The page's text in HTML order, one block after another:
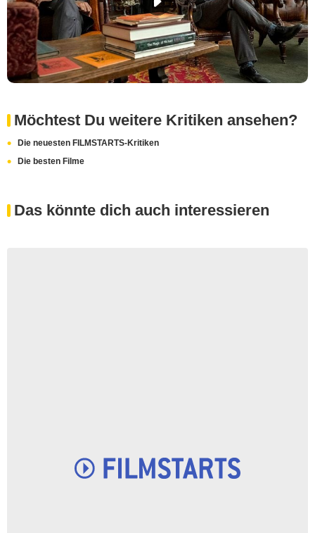
Möchtest Du weitere Kritiken ansehen?
Die neuesten FILMSTARTS-Kritiken
Die besten Filme
Das könnte dich auch interessieren